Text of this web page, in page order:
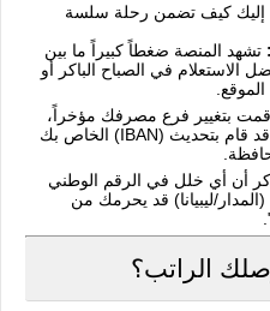
على التقارير التقنية لعام 2026، إليك كيف تضمن رحلة سلسة
تشهد المنصة ضغطاً كبيراً ما بين
و2 ظهراً. يفضل الاستعلام في الصباح الباكر أو
قمت بتغيير فرع مصرفك مؤخراً،
تأكد من أن "المراقب المالي" قد قام بتحديث (IBAN) الخاص بك
أن أي خلل في الرقم الوطني
ليبيانا) قد يحرمك من
الراتب؟